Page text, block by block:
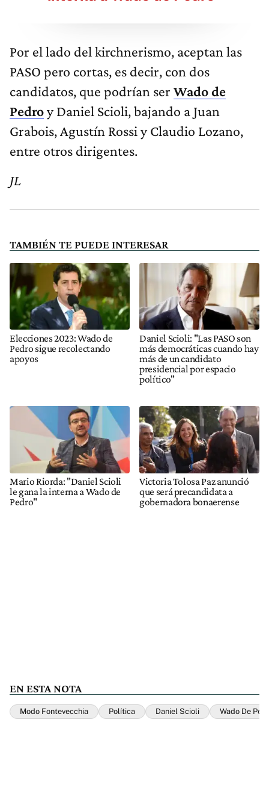
Por el lado del kirchnerismo, aceptan las
PASO pero cortas, es decir, con dos
candidatos, que podrían ser Wado de
Pedroy Daniel Scioli, bajando a Juan
Grabois, Agustín Rossi y Claudio Lozano,
entre otros dirigentes.
JL
TAMBIÉN TE PUEDE INTERESAR
Elecciones 2023: Wado de
Pedro sigue recolectando
apoyos
Daniel Scioli: "Las PASO son
más democráticas cuando hay
más de un candidato
presidencial por espacio
político"
Mario Riorda: "Daniel Scioli
le gana la interna a Wado de
Pedro"
Victoria Tolosa Paz anunció
que será precandidata a
gobernadora bonaerense
EN ESTA NOTA
Modo Fontevecchia Política Daniel Scioli Wado De